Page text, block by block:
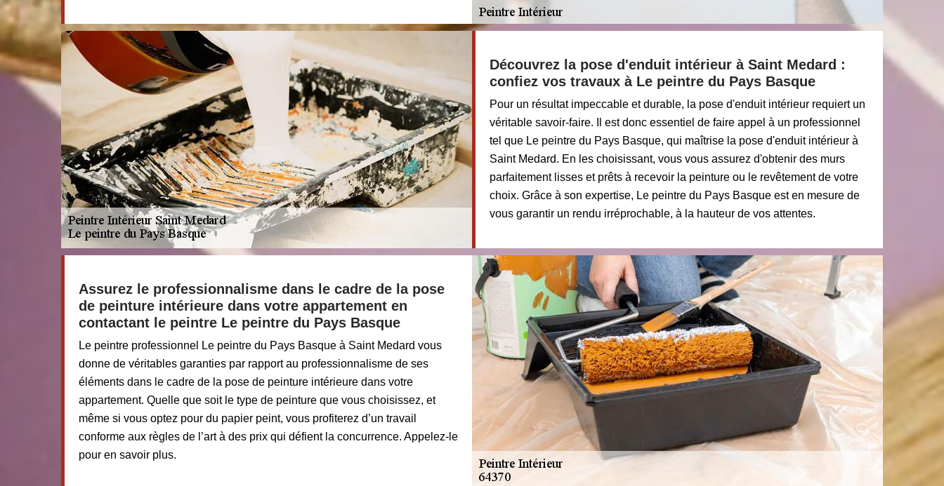
Découvrez la pose d'enduit intérieur à Saint Medard :
confiez vos travaux à Le peintre du Pays Basque
Pour un résultat impeccable et durable, la pose d'enduit intérieur requiert un
véritable savoir-faire. Il est donc essentiel de faire appel à un professionnel
tel que Le peintre du Pays Basque, qui maîtrise la pose d'enduit intérieur à
Saint Medard. En les choisissant, vous vous assurez d'obtenir des murs
parfaitement lisses et prêts à recevoir la peinture ou le revêtement de votre
choix. Grâce à son expertise, Le peintre du Pays Basque est en mesure de
vous garantir un rendu irréprochable, à la hauteur de vos attentes.
Assurez le professionnalisme dans le cadre de la pose
de peinture intérieure dans votre appartement en
contactant le peintre Le peintre du Pays Basque
Le peintre professionnel Le peintre du Pays Basque à Saint Medard vous
donne de véritables garanties par rapport au professionnalisme de ses
éléments dans le cadre de la pose de peinture intérieure dans votre
appartement. Quelle que soit le type de peinture que vous choisissez, et
même si vous optez pour du papier peint, vous profiterez d’un travail
conforme aux règles de l’art à des prix qui défient la concurrence. Appelez-le
pour en savoir plus.